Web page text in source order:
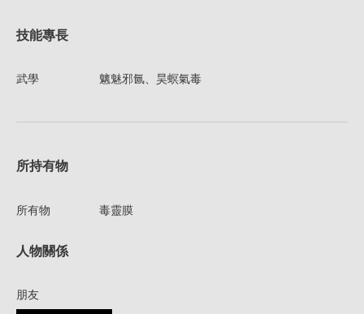
技能專長
武學 魑魅邪氤、昊螟氣毒
所持有物
所有物 毒靈膜
人物關係
朋友